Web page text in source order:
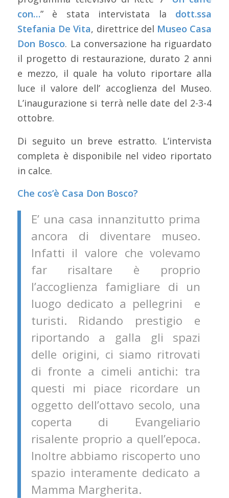
con…” è stata intervistata la dott.ssa
Stefania De Vita, direttrice del Museo Casa
Don Bosco. La conversazione ha riguardato
il progetto di restaurazione, durato 2 anni
e mezzo, il quale ha voluto riportare alla
luce il valore dell’ accoglienza del Museo.
L’inaugurazione si terrà nelle date del 2-3-4
ottobre.
Di seguito un breve estratto. L’intervista
completa è disponibile nel video riportato
in calce.
Che cos’è Casa Don Bosco?
E’ una casa innanzitutto prima
ancora di diventare museo.
Infatti il valore che volevamo
far risaltare è proprio
l’accoglienza famigliare di un
luogo dedicato a pellegrini e
turisti. Ridando prestigio e
riportando a galla gli spazi
delle origini, ci siamo ritrovati
di fronte a cimeli antichi: tra
questi mi piace ricordare un
oggetto dell’ottavo secolo, una
coperta di Evangeliario
risalente proprio a quell’epoca.
Inoltre abbiamo riscoperto uno
spazio interamente dedicato a
Mamma Margherita.